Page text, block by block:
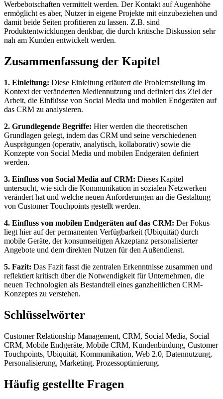
Werbebotschaften vermittelt werden. Der Kontakt auf Augenhöhe
ermöglicht es aber, Nutzer in eigene Projekte mit einzubeziehen und
damit beide Seiten profitieren zu lassen. Z.B. sind
Produktentwicklungen denkbar, die durch kritische Diskussion sehr
nah am Kunden entwickelt werden.
Zusammenfassung der Kapitel
1. Einleitung: Diese Einleitung erläutert die Problemstellung im
Kontext der veränderten Mediennutzung und definiert das Ziel der
Arbeit, die Einflüsse von Social Media und mobilen Endgeräten auf
das CRM zu analysieren.
2. Grundlegende Begriffe: Hier werden die theoretischen
Grundlagen gelegt, indem das CRM und seine verschiedenen
Ausprägungen (operativ, analytisch, kollaborativ) sowie die
Konzepte von Social Media und mobilen Endgeräten definiert
werden.
3. Einfluss von Social Media auf CRM: Dieses Kapitel
untersucht, wie sich die Kommunikation in sozialen Netzwerken
verändert hat und welche neuen Anforderungen an die Gestaltung
von Customer Touchpoints gestellt werden.
4. Einfluss von mobilen Endgeräten auf das CRM: Der Fokus
liegt hier auf der permanenten Verfügbarkeit (Ubiquität) durch
mobile Geräte, der konsumseitigen Akzeptanz personalisierter
Angebote und dem direkten Nutzen für den Außendienst.
5. Fazit: Das Fazit fasst die zentralen Erkenntnisse zusammen und
reflektiert kritisch über die Notwendigkeit für Unternehmen, die
neuen Technologien als Bestandteil eines ganzheitlichen CRM-
Konzeptes zu verstehen.
Schlüsselwörter
Customer Relationship Management, CRM, Social Media, Social
CRM, Mobile Endgeräte, Mobile CRM, Kundenbindung, Customer
Touchpoints, Ubiquität, Kommunikation, Web 2.0, Datennutzung,
Personalisierung, Marketing, Prozessoptimierung.
Häufig gestellte Fragen